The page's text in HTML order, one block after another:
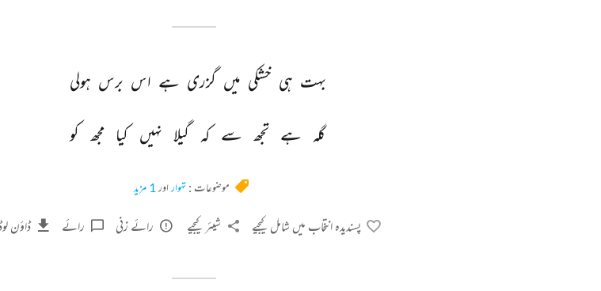
بہت ہی خشکی میں گزری ہے اس برس ہولی
گلہ ہے تجھ سے کہ گیلا نہیں کیا مجھ کو
موضوعات :تہوار اور 1 مزید
پسندیدہ انتخاب میں شامل کیجیے شیئر کیجیے رائے زنی رائے ڈاؤن